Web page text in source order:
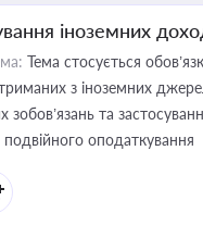
іноземних
Тема стосується
з іноземних
зобов’язань та
оподаткування